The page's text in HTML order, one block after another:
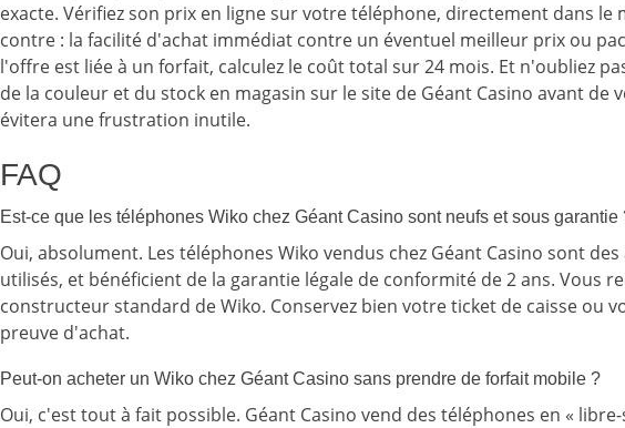
exacte. Vérifiez son prix en ligne sur votre téléphone, directement dans le
contre : la facilité d'achat immédiat contre un éventuel meilleur prix ou
l'offre est liée à un forfait, calculez le coût total sur 24 mois. Et n'oubliez
de la couleur et du stock en magasin sur le site de Géant Casino avant de
évitera une frustration inutile.
FAQ
Est-ce que les téléphones Wiko chez Géant Casino sont neufs et sous garantie
Oui, absolument. Les téléphones Wiko vendus chez Géant Casino sont
utilisés, et bénéficient de la garantie légale de conformité de 2 ans. Vous
constructeur standard de Wiko. Conservez bien votre ticket de caisse ou
preuve d'achat.
Peut-on acheter un Wiko chez Géant Casino sans prendre de forfait mobile ?
Oui, c'est tout à fait possible. Géant Casino vend des téléphones en «